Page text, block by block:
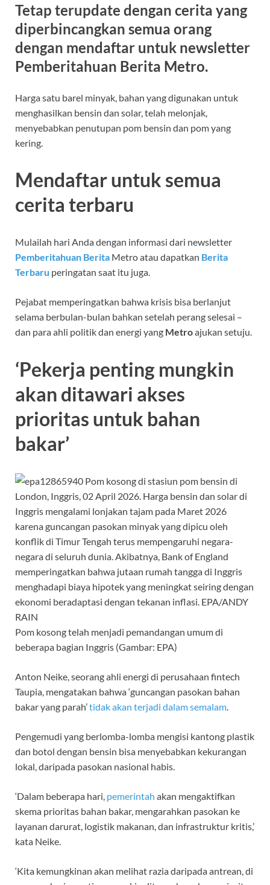
Tetap terupdate dengan cerita yang
diperbincangkan semua orang
dengan mendaftar untuk newsletter
Pemberitahuan Berita Metro.
Harga satu barel minyak, bahan yang digunakan untuk
menghasilkan bensin dan solar, telah melonjak,
menyebabkan penutupan pom bensin dan pom yang
kering.
Mendaftar untuk semua
cerita terbaru
Mulailah hari Anda dengan informasi dari newsletter
Pemberitahuan Berita Metro atau dapatkan Berita
Terbaru peringatan saat itu juga.
Pejabat memperingatkan bahwa krisis bisa berlanjut
selama berbulan-bulan bahkan setelah perang selesai –
dan para ahli politik dan energi yang Metroajukan setuju.
‘Pekerja penting mungkin
akan ditawari akses
prioritas untuk bahan
bakar’
Pom kosong telah menjadi pemandangan umum di
beberapa bagian Inggris (Gambar: EPA)
Anton Neike, seorang ahli energi di perusahaan fintech
Taupia, mengatakan bahwa ‘guncangan pasokan bahan
bakar yang parah’tidak akan terjadi dalam semalam
Pengemudi yang berlomba-lomba mengisi kantong plastik
dan botol dengan bensin bisa menyebabkan kekurangan
lokal, daripada pasokan nasional habis.
‘Dalam beberapa hari, pemerintah akan mengaktifkan
skema prioritas bahan bakar, mengarahkan pasokan ke
layanan darurat, logistik makanan, dan infrastruktur kritis,’
kata Neike.
‘Kita kemungkinan akan melihat razia daripada antrean, di